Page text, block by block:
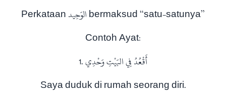
Perkataan الوَحِيد bermaksud “satu-satunya”
Contoh Ayat:
1. أَقْعُدُ فِي البَيْتِ وَحْدِي
Saya duduk di rumah seorang diri.